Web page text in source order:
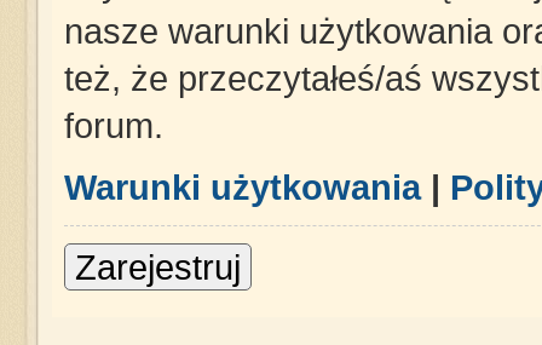
nasze warunki użytkowania
też, że przeczytałeś/aś
forum.
Warunki użytkowania|
Zarejestruj